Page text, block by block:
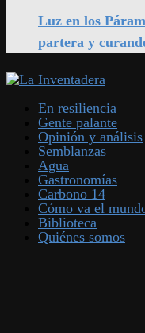
Luz en los
partera y
En resiliencia
Gente palante
Opinión y análisis
Semblanzas
Agua
Gastronomías
Carbono 14
Cómo va el
Biblioteca
Quiénes somos